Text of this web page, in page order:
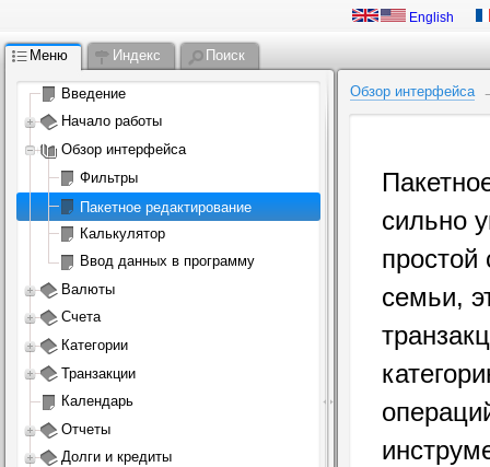
English
Меню Индекс Поиск
Введение
Начало работы
Обзор интерфейса
Фильтры
Пакетное редактирование
Калькулятор
Ввод данных в программу
Валюты
Счета
Категории
Транзакции
Календарь
Отчеты
Долги и кредиты
Обзор интерфейса
сильно
простой
семьи,